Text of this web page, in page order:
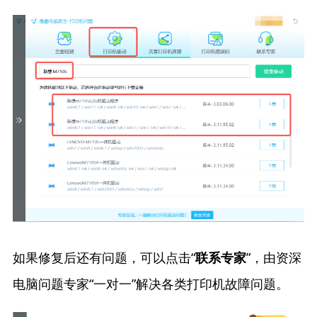
如果修复后还有问题，可以点击“联系专家”，由资深
电脑问题专家“一对一”解决各类打印机故障问题。